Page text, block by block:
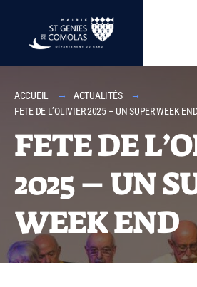
ACCUEIL
ACTUALITÉS
FETE DE L’OLIVIER 2025 – UN SUPER WEEK END
FETE DE
2025 – UN
WEEK END